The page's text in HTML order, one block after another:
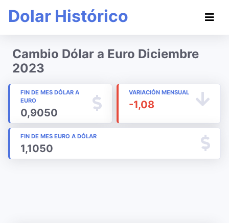
Dolar Histórico
Cambio Dólar a Euro Diciembre
2023
FIN DE MES DÓLAR A
EURO
0,9050
VARIACIÓN MENSUAL
-1,08
FIN DE MES EURO A DÓLAR
1,1050